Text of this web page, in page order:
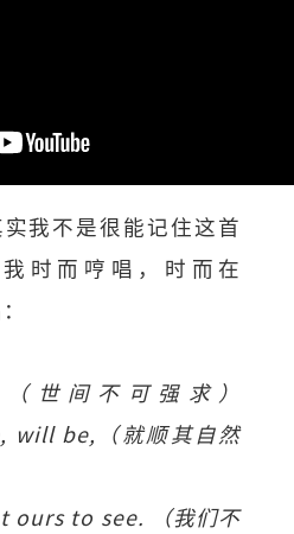
我不是很能记住这首
时而哼唱，时而在
（世间不可强求）
will be,（就顺其自然
to see. （我们不